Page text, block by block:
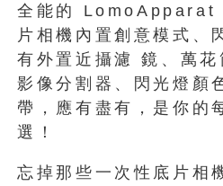
全能的 LomoApparat
片相機內置創意模式、
有外置近攝濾 鏡、萬
影像分割器、閃光燈顏
帶，應有盡有，是你的
選！
忘掉那些一次性底片相